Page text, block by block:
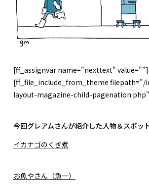
[ff_assignvar name="nexttext" value=""]
[ff_file_include_from_theme
layout-magazine-child-
今回グレアムさんが紹介した人物＆スポッ
イカナゴのくぎ煮
お魚やさん（魚一）